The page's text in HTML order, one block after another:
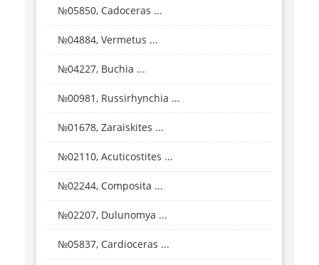
№05850, Cadoceras ...
№04884, Vermetus ...
№04227, Buchia ...
№00981, Russirhynchia ...
№01678, Zaraiskites ...
№02110, Acuticostites ...
№02244, Composita ...
№02207, Dulunomya ...
№05837, Cardioceras ...